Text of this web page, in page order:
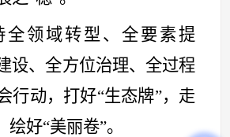
全领域转型、全要素提
设、全方位治理、全过程
行动，打好“生态牌”，走
绘好“美丽卷”。